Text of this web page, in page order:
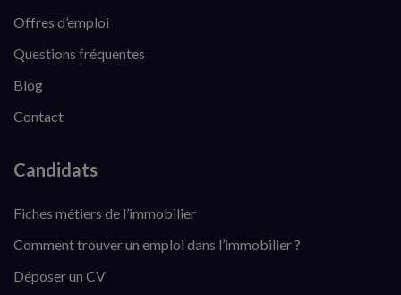
Offres d’emploi
Questions fréquentes
Blog
Contact
Candidats
Fiches métiers de l’immobilier
Comment trouver un emploi dans l’immobilier ?
Déposer un CV